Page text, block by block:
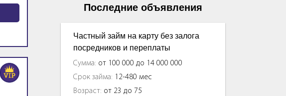
Последние объявления
Частный займ на карту без залога
посредников и переплаты
Сумма: от 100 000 до 14 000 000
Срок займа: 12-480 мес
Возраст: от 23 до 75